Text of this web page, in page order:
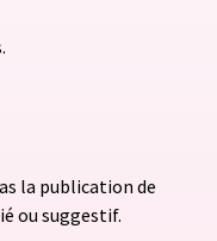
la publication de
ou suggestif.